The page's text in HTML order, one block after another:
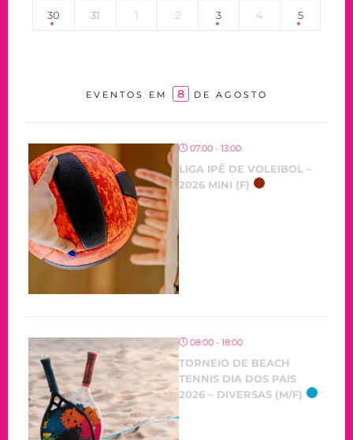
30 31 1 2 3 4 5
EVENTOS EM 8 DE AGOSTO
07:00 - 13:00
LIGA IPÊ DE VOLEIBOL –
2026 MINI (F)
08:00 - 18:00
TORNEIO DE BEACH
TENNIS DIA DOS PAIS
2026 – DIVERSAS (M/F)